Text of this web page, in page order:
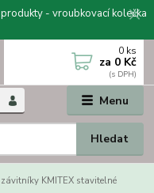
- vroubkovací kolečka
Menu
Hledat
0 ks
za 0 Kč
KMITEX stavitelné